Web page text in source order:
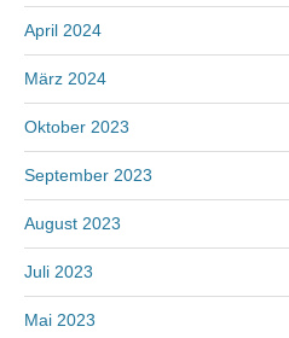
April 2024
März 2024
Oktober 2023
September 2023
August 2023
Juli 2023
Mai 2023